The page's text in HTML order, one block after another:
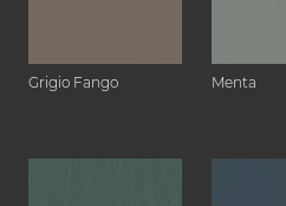
Grigio Fango Menta